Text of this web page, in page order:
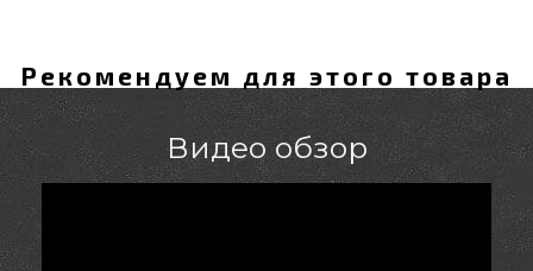
Рекомендуем для этого товара
Видео обзор